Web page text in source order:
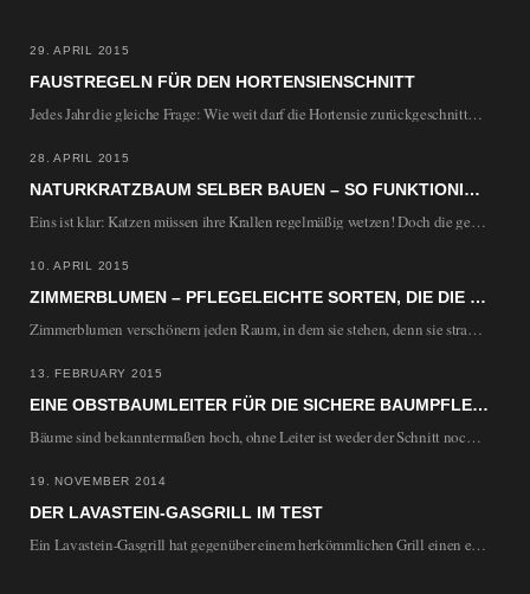
29. APRIL 2015
FAUSTREGELN FÜR DEN HORTENSIENSCHNITT
Jedes Jahr die gleiche Frage: Wie weit darf die Hortensie zurückgeschnitten werden, wenn im Folgejahr…
28. APRIL 2015
NATURKRATZBAUM SELBER BAUEN – SO FUNKTIONIERT’S
Eins ist klar: Katzen müssen ihre Krallen regelmäßig wetzen! Doch die gekauften Kratzbäume aus Plüsch…
10. APRIL 2015
ZIMMERBLUMEN – PFLEGELEICHTE SORTEN, DIE DIE WOHNUNG VERSCHÖNERN
Zimmerblumen verschönern jeden Raum, in dem sie stehen, denn sie strahlen Lebendigkeit und Freude aus.…
13. FEBRUARY 2015
EINE OBSTBAUMLEITER FÜR DIE SICHERE BAUMPFLEGE
Bäume sind bekanntermaßen hoch, ohne Leiter ist weder der Schnitt noch die Ernte möglich. Herkömmliche…
19. NOVEMBER 2014
DER LAVASTEIN-GASGRILL IM TEST
Ein Lavastein-Gasgrill hat gegenüber einem herkömmlichen Grill einen entscheidenden Vorteil. Die Lavasteine speichern die Wärme…